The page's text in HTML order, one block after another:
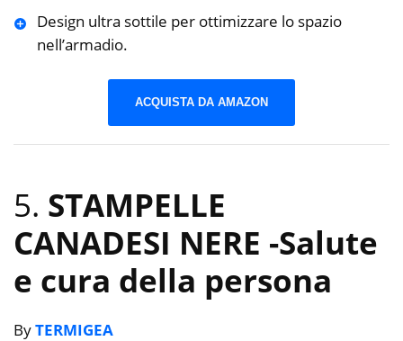
Design ultra sottile per ottimizzare lo spazio
nell’armadio.
ACQUISTA DA AMAZON
5. STAMPELLE
CANADESI NERE -Salute
e cura della persona
ByTERMIGEA